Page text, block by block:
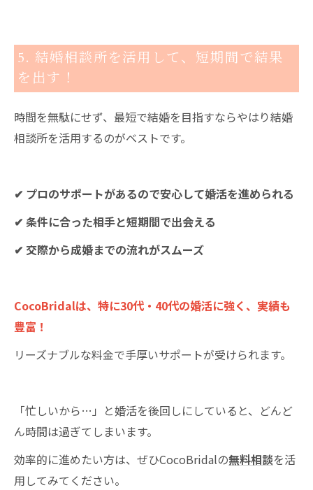
5. 結婚相談所を活用して、短期間で結果
を出す！
時間を無駄にせず、最短で結婚を目指すならやはり結婚
相談所を活用するのがベストです。
✔ プロのサポートがあるので安心して婚活を進められる
✔ 条件に合った相手と短期間で出会える
✔ 交際から成婚までの流れがスムーズ
CocoBridalは、特に30代・40代の婚活に強く、実績も
豊富！
リーズナブルな料金で手厚いサポートが受けられます。
「忙しいから…」と婚活を後回しにしていると、どんど
ん時間は過ぎてしまいます。
効率的に進めたい方は、ぜひCocoBridalの無料相談を活
用してみてください。